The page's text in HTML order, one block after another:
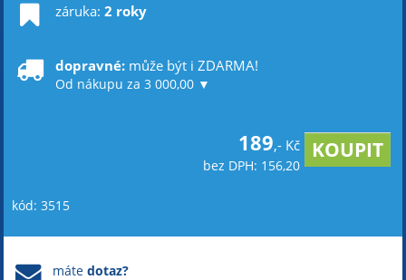
záruka: 2 roky
dopravné: může být i ZDARMA!
Od nákupu za 3 000,00 ▼
189,- Kč
bez DPH: 156,20
kód: 3515
mátedotaz?